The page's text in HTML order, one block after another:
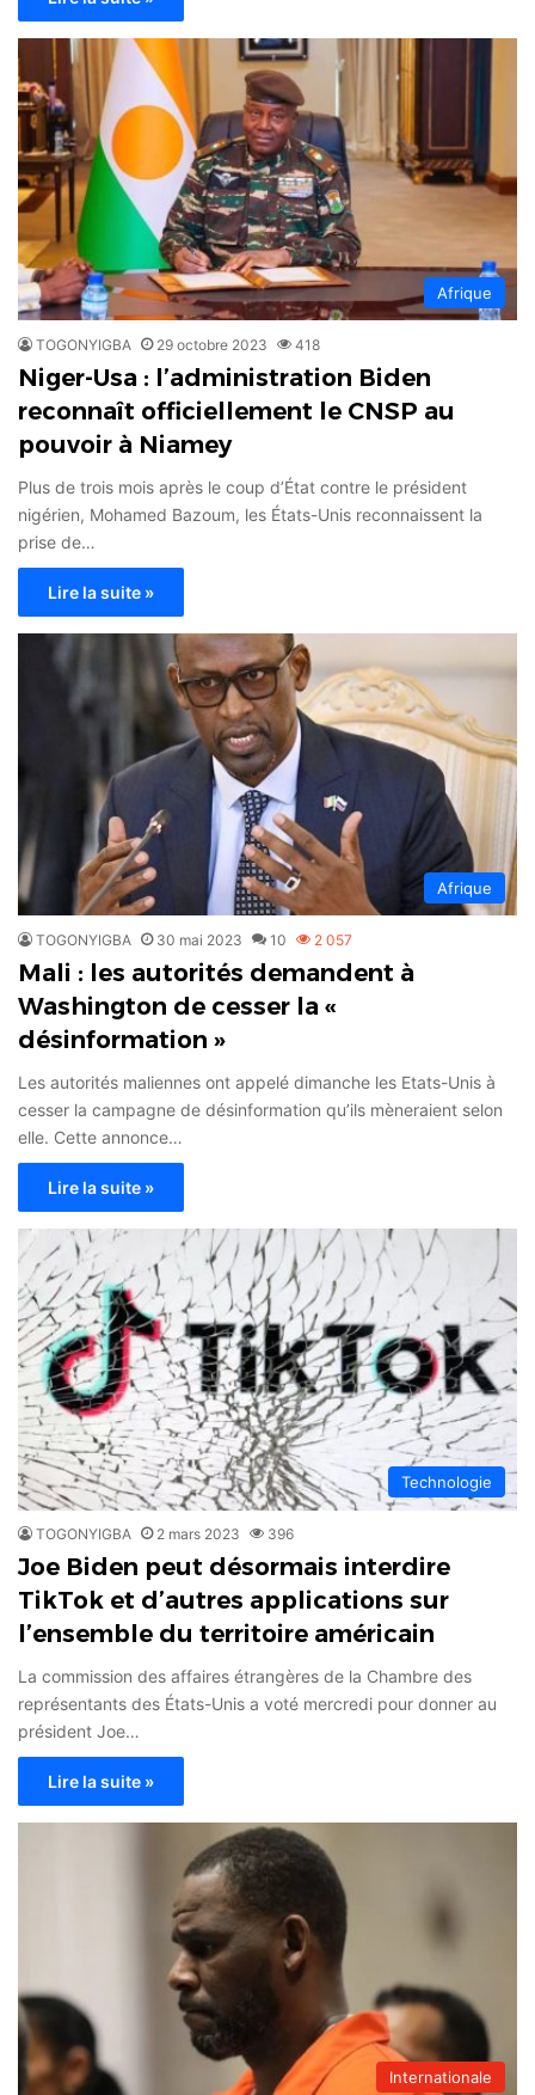
Afrique
TOGONYIGBA 29 octobre 2023 418
Niger-Usa : l’administration Biden
reconnaît officiellement le CNSP au
pouvoir à Niamey
Plus de trois mois après le coup d’État contre le président
nigérien, Mohamed Bazoum, les États-Unis reconnaissent la
prise de…
Lire la suite »
Afrique
TOGONYIGBA 30 mai 2023 10 2 057
Mali : les autorités demandent à
Washington de cesser la «
désinformation »
Les autorités maliennes ont appelé dimanche les Etats-Unis à
cesser la campagne de désinformation qu’ils mèneraient selon
elle. Cette annonce…
Lire la suite »
Technologie
TOGONYIGBA 2 mars 2023 396
Joe Biden peut désormais interdire
TikTok et d’autres applications sur
l’ensemble du territoire américain
La commission des affaires étrangères de la Chambre des
représentants des États-Unis a voté mercredi pour donner au
président Joe…
Lire la suite »
Internationale